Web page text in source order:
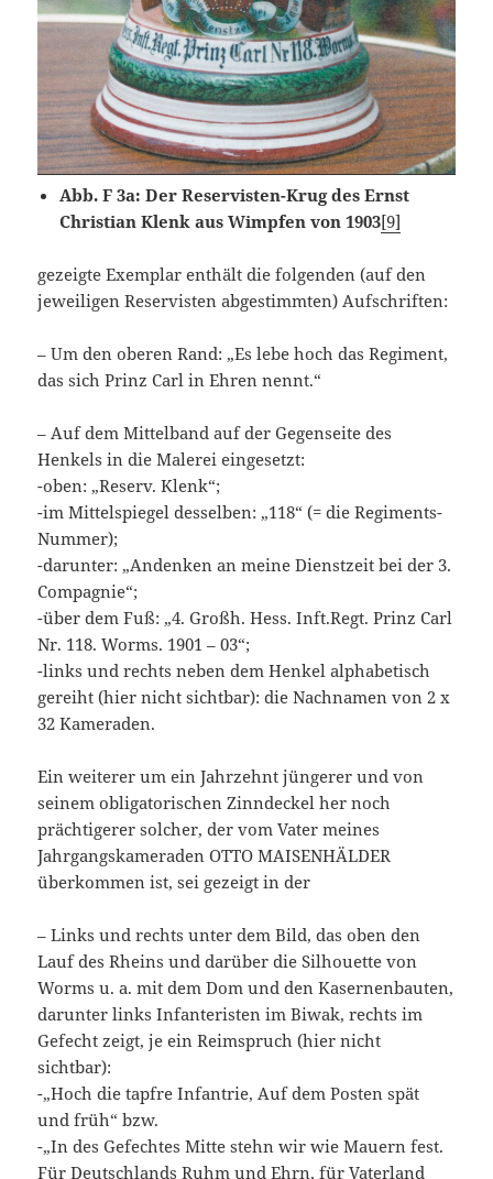
Abb. F 3a: Der Reservisten-Krug des Ernst
Christian Klenk aus Wimpfen von 1903[9]
gezeigte Exemplar enthält die folgenden (auf den
jeweiligen Reservisten abgestimmten) Aufschriften:
– Um den oberen Rand: „Es lebe hoch das Regiment,
das sich Prinz Carl in Ehren nennt.“
– Auf dem Mittelband auf der Gegenseite des
Henkels in die Malerei eingesetzt:
-oben: „Reserv. Klenk“;
-im Mittelspiegel desselben: „118“ (= die Regiments-
Nummer);
-darunter: „Andenken an meine Dienstzeit bei der 3.
Compagnie“;
-über dem Fuß: „4. Großh. Hess. Inft.Regt. Prinz Carl
Nr. 118. Worms. 1901 – 03“;
-links und rechts neben dem Henkel alphabetisch
gereiht (hier nicht sichtbar): die Nachnamen von 2 x
32 Kameraden.
Ein weiterer um ein Jahrzehnt jüngerer und von
seinem obligatorischen Zinndeckel her noch
prächtigerer solcher, der vom Vater meines
Jahrgangskameraden OTTO MAISENHÄLDER
überkommen ist, sei gezeigt in der
– Links und rechts unter dem Bild, das oben den
Lauf des Rheins und darüber die Silhouette von
Worms u. a. mit dem Dom und den Kasernenbauten,
darunter links Infanteristen im Biwak, rechts im
Gefecht zeigt, je ein Reimspruch (hier nicht
sichtbar):
-„Hoch die tapfre Infantrie, Auf dem Posten spät
und früh“ bzw.
-„In des Gefechtes Mitte stehn wir wie Mauern fest.
Für Deutschlands Ruhm und Ehrn, für Vaterland